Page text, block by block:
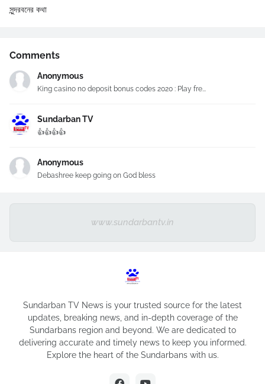
সুন্দরবনের কথা
Comments
Anonymous
King casino no deposit bonus codes 2020 : Play fre...
Sundarban TV
👍👍👍👍
Anonymous
Debashree keep going on God bless
www.sundarbantv.in
Sundarban TV News is your trusted source for the latest
updates, breaking news, and in-depth coverage of the
Sundarbans region and beyond. We are dedicated to
delivering accurate and timely news to keep you informed.
Explore the heart of the Sundarbans with us.